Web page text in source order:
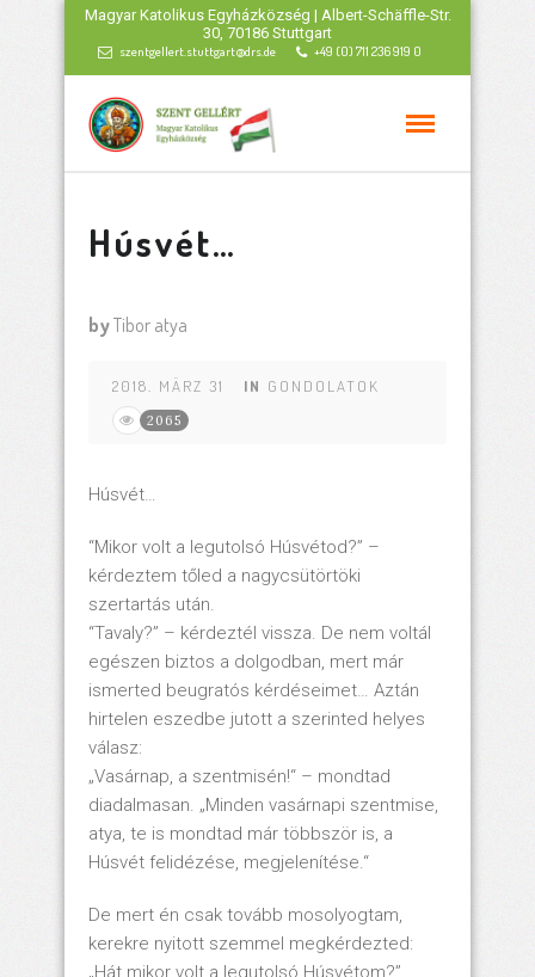
Magyar Katolikus Egyházközség | Albert-Schäffle-Str.
30, 70186 Stuttgart
szentgellert.stuttgart@drs.de +49 (0) 711 236 919 0
Húsvét…
byTibor atya
2018. MÄRZ 31 IN GONDOLATOK
2065
Húsvét…
“Mikor volt a legutolsó Húsvétod?” –
kérdeztem tőled a nagycsütörtöki
szertartás után.
“Tavaly?” – kérdeztél vissza. De nem voltál
egészen biztos a dolgodban, mert már
ismerted beugratós kérdéseimet… Aztán
hirtelen eszedbe jutott a szerinted helyes
válasz:
„Vasárnap, a szentmisén!“ – mondtad
diadalmasan. „Minden vasárnapi szentmise,
atya, te is mondtad már többször is, a
Húsvét felidézése, megjelenítése.“
De mert én csak tovább mosolyogtam,
kerekre nyitott szemmel megkérdezted:
„Hát mikor volt a legutolsó Húsvétom?”